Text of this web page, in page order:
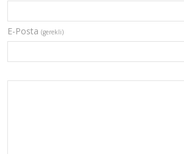
E-Posta (gerekli)